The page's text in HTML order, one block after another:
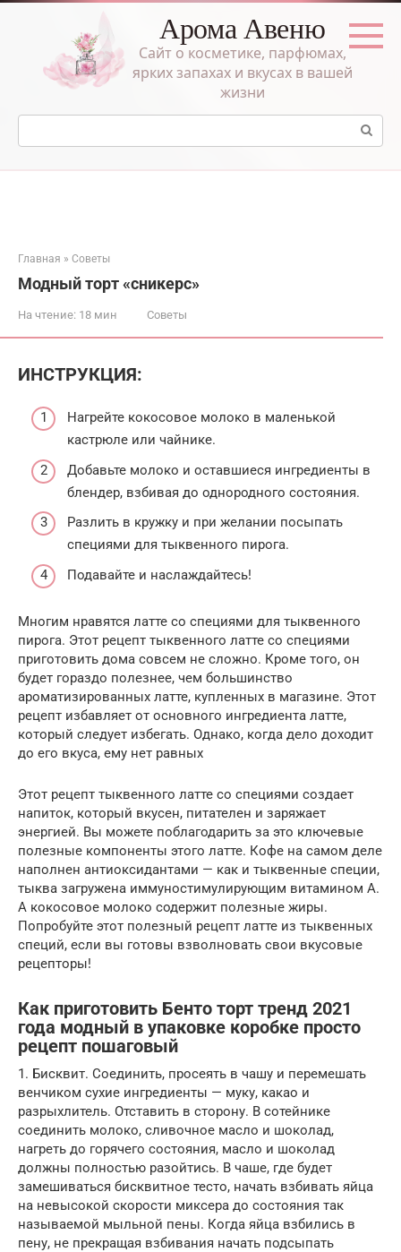
Перейти
Арома Авеню
Сайт о косметике, парфюмах,
ярких запахах и вкусах в вашей
жизни
Поиск:
Главная » Советы
Модный торт «сникерс»
На чтение: 18 мин Советы
ИНСТРУКЦИЯ:
Нагрейте кокосовое молоко в маленькой
кастрюле или чайнике.
Добавьте молоко и оставшиеся ингредиенты в
блендер, взбивая до однородного состояния.
Разлить в кружку и при желании посыпать
специями для тыквенного пирога.
Подавайте и наслаждайтесь!
Многим нравятся латте со специями для тыквенного
пирога. Этот рецепт тыквенного латте со специями
приготовить дома совсем не сложно. Кроме того, он
будет гораздо полезнее, чем большинство
ароматизированных латте, купленных в магазине. Этот
рецепт избавляет от основного ингредиента латте,
который следует избегать. Однако, когда дело доходит
до его вкуса, ему нет равных
Этот рецепт тыквенного латте со специями создает
напиток, который вкусен, питателен и заряжает
энергией. Вы можете поблагодарить за это ключевые
полезные компоненты этого латте. Кофе на самом деле
наполнен антиоксидантами — как и тыквенные специи,
тыква загружена иммуностимулирующим витамином А.
А кокосовое молоко содержит полезные жиры.
Попробуйте этот полезный рецепт латте из тыквенных
специй, если вы готовы взволновать свои вкусовые
рецепторы!
Как приготовить Бенто торт тренд 2021
года модный в упаковке коробке просто
рецепт пошаговый
1. Бисквит. Соединить, просеять в чашу и перемешать
венчиком сухие ингредиенты — муку, какао и
разрыхлитель. Отставить в сторону. В сотейнике
соединить молоко, сливочное масло и шоколад,
нагреть до горячего состояния, масло и шоколад
должны полностью разойтись. В чаше, где будет
замешиваться бисквитное тесто, начать взбивать яйца
на невысокой скорости миксера до состояния так
называемой мыльной пены. Когда яйца взбились в
пену, не прекращая взбивания начать подсыпать